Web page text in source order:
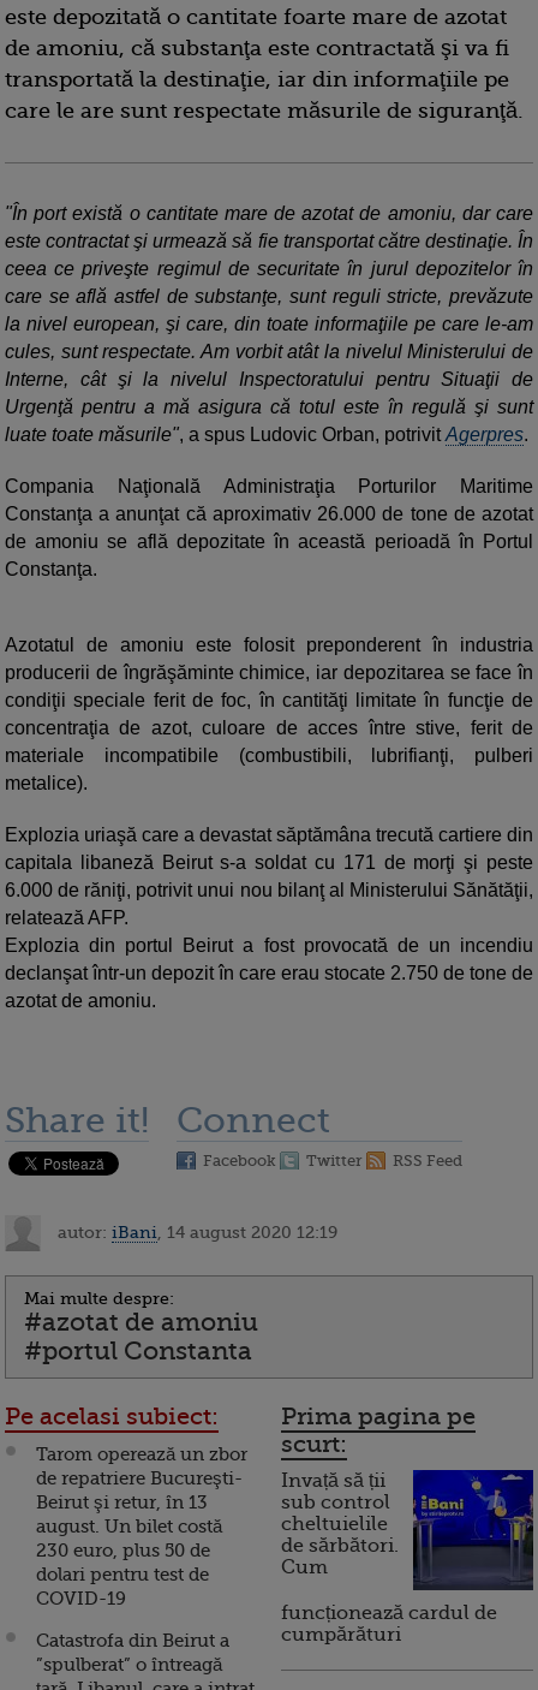
este depozitată o cantitate foarte mare de azotat
de amoniu, că substanţa este contractată şi va fi
transportată la destinaţie, iar din informaţiile pe
care le are sunt respectate măsurile de siguranţă.
"În port există o cantitate mare de azotat de amoniu, dar care
este contractat şi urmează să fie transportat către destinaţie. În
ceea ce priveşte regimul de securitate în jurul depozitelor în
care se află astfel de substanţe, sunt reguli stricte, prevăzute
la nivel european, şi care, din toate informaţiile pe care le-am
cules, sunt respectate. Am vorbit atât la nivelul Ministerului de
Interne, cât şi la nivelul Inspectoratului pentru Situaţii de
Urgenţă pentru a mă asigura că totul este în regulă şi sunt
luate toate măsurile", a spus Ludovic Orban, potrivitAgerpres.
Compania Naţională Administraţia Porturilor Maritime
Constanţa a anunţat că aproximativ 26.000 de tone de azotat
de amoniu se află depozitate în această perioadă în Portul
Constanţa.
Azotatul de amoniu este folosit preponderent în industria
producerii de îngrăşăminte chimice, iar depozitarea se face în
condiţii speciale ferit de foc, în cantităţi limitate în funcţie de
concentraţia de azot, culoare de acces între stive, ferit de
materiale incompatibile (combustibili, lubrifianţi, pulberi
metalice).
Explozia uriaşă care a devastat săptămâna trecută cartiere din
capitala libaneză Beirut s-a soldat cu 171 de morţi şi peste
6.000 de răniţi, potrivit unui nou bilanţ al Ministerului Sănătăţii,
relatează AFP.
Explozia din portul Beirut a fost provocată de un incendiu
declanşat într-un depozit în care erau stocate 2.750 de tone de
azotat de amoniu.
Share it! Connect
Facebook Twitter RSS Feed
autor: iBani , 14 august 2020 12:19
Mai multe despre:
#azotat de amoniu
#portul Constanta
Pe acelasi subiect:
Tarom operează un zbor
de repatriere Bucureşti-
Beirut şi retur, în 13
august. Un bilet costă
230 euro, plus 50 de
dolari pentru test de
COVID-19
Catastrofa din Beirut a
”spulberat” o întreagă
Prima pagina pe
scurt:
Invață să ții
sub control
cheltuielile
de sărbători.
Cum
funcționează cardul de
cumpărături